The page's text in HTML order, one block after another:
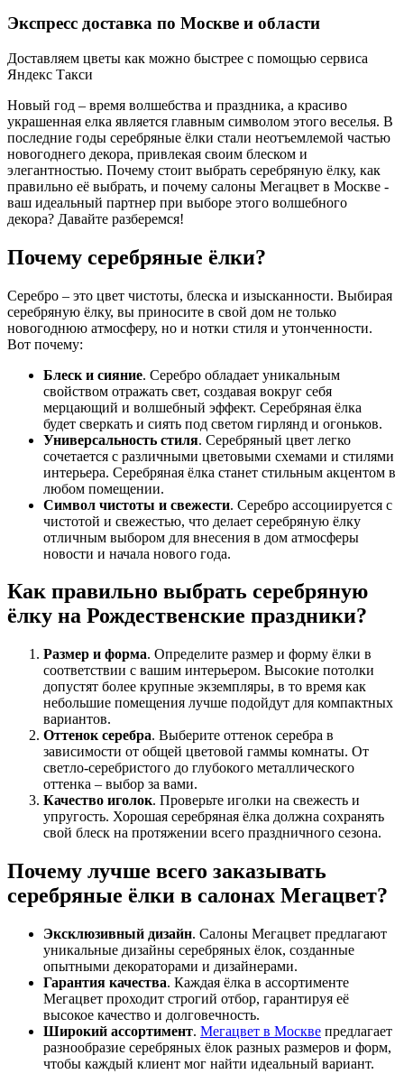
Экспресс доставка по Москве и области
Доставляем цветы как можно быстрее с помощью сервиса
Яндекс Такси
Новый год – время волшебства и праздника, а красиво
украшенная елка является главным символом этого веселья. В
последние годы серебряные ёлки стали неотъемлемой частью
новогоднего декора, привлекая своим блеском и
элегантностью. Почему стоит выбрать серебряную ёлку, как
правильно её выбрать, и почему салоны Мегацвет в Москве -
ваш идеальный партнер при выборе этого волшебного
декора? Давайте разберемся!
Почему серебряные ёлки?
Серебро – это цвет чистоты, блеска и изысканности. Выбирая
серебряную ёлку, вы приносите в свой дом не только
новогоднюю атмосферу, но и нотки стиля и утонченности.
Вот почему:
Блеск и сияние. Серебро обладает уникальным
свойством отражать свет, создавая вокруг себя
мерцающий и волшебный эффект. Серебряная ёлка
будет сверкать и сиять под светом гирлянд и огоньков.
Универсальность стиля. Серебряный цвет легко
сочетается с различными цветовыми схемами и стилями
интерьера. Серебряная ёлка станет стильным акцентом в
любом помещении.
Символ чистоты и свежести. Серебро ассоциируется с
чистотой и свежестью, что делает серебряную ёлку
отличным выбором для внесения в дом атмосферы
новости и начала нового года.
Как правильно выбрать серебряную
ёлку на Рождественские праздники?
Размер и форма. Определите размер и форму ёлки в
соответствии с вашим интерьером. Высокие потолки
допустят более крупные экземпляры, в то время как
небольшие помещения лучше подойдут для компактных
вариантов.
Оттенок серебра. Выберите оттенок серебра в
зависимости от общей цветовой гаммы комнаты. От
светло-серебристого до глубокого металлического
оттенка – выбор за вами.
Качество иголок. Проверьте иголки на свежесть и
упругость. Хорошая серебряная ёлка должна сохранять
свой блеск на протяжении всего праздничного сезона.
Почему лучше всего заказывать
серебряные ёлки в салонах Мегацвет?
Эксклюзивный дизайн. Салоны Мегацвет предлагают
уникальные дизайны серебряных ёлок, созданные
опытными декораторами и дизайнерами.
Гарантия качества. Каждая ёлка в ассортименте
Мегацвет проходит строгий отбор, гарантируя её
высокое качество и долговечность.
Широкий ассортимент. Мегацвет в Москве предлагает
разнообразие серебряных ёлок разных размеров и форм,
чтобы каждый клиент мог найти идеальный вариант.